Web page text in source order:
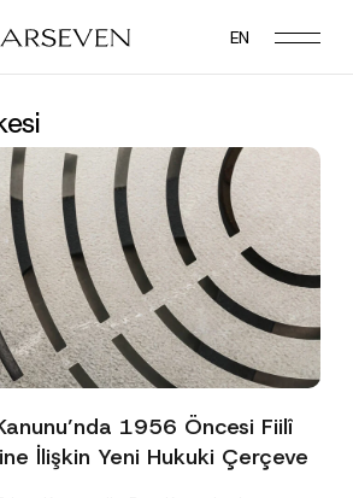
EN
1956 Öncesi Fiilî
İlişkin Yeni Hukuki Çerçeve